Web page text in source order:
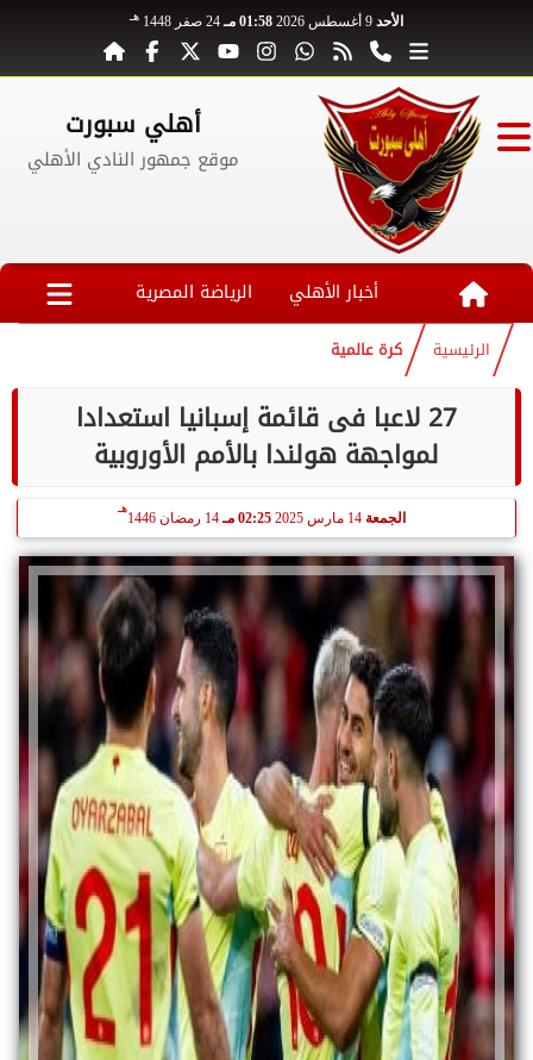
الأحد 01:58 مـ 24 صفر 1448 هـ
أهلي سبورت
موقع جمهور النادي الأهلي
أخبار الأهلي الرياضة المصرية
الرئيسية كرة عالمية
27 لاعبا فى قائمة إسبانيا استعدادا
لمواجهة هولندا بالأمم الأوروبية
الجمعة 02:25 مـ 14 رمضان 1446
هـ